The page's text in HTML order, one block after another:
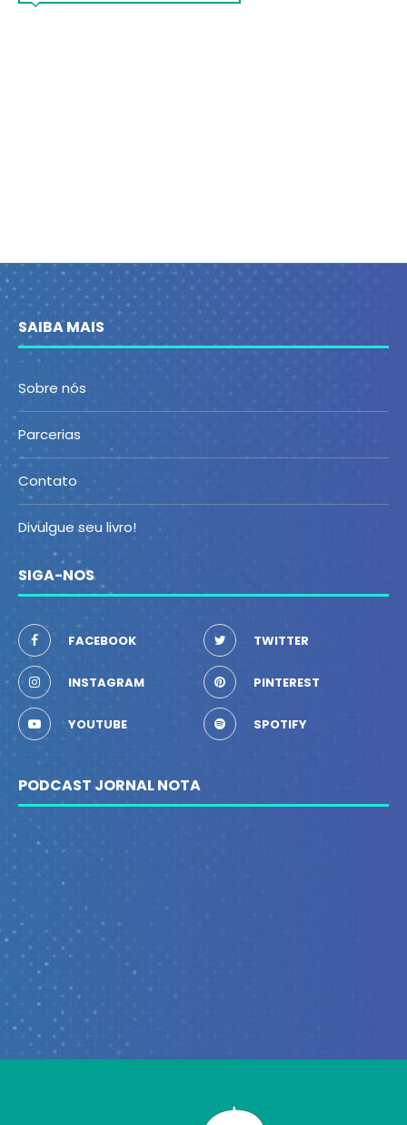
SAIBA MAIS
Sobre nós
Parcerias
Contato
Divulgue seu livro!
SIGA-NOS
FACEBOOK TWITTER
INSTAGRAM PINTEREST
YOUTUBE SPOTIFY
PODCAST JORNAL NOTA